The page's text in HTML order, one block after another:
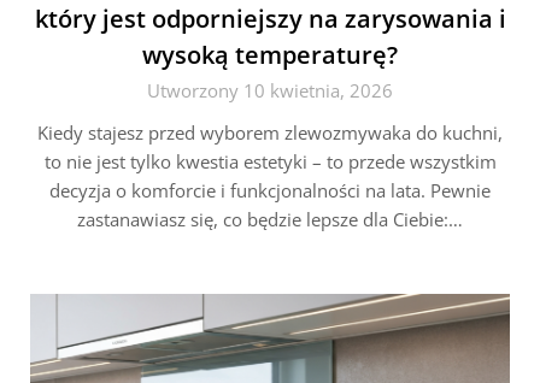
który jest odporniejszy na zarysowania i
wysoką temperaturę?
Utworzony 10 kwietnia, 2026
Kiedy stajesz przed wyborem zlewozmywaka do kuchni,
to nie jest tylko kwestia estetyki – to przede wszystkim
decyzja o komforcie i funkcjonalności na lata. Pewnie
zastanawiasz się, co będzie lepsze dla Ciebie:…